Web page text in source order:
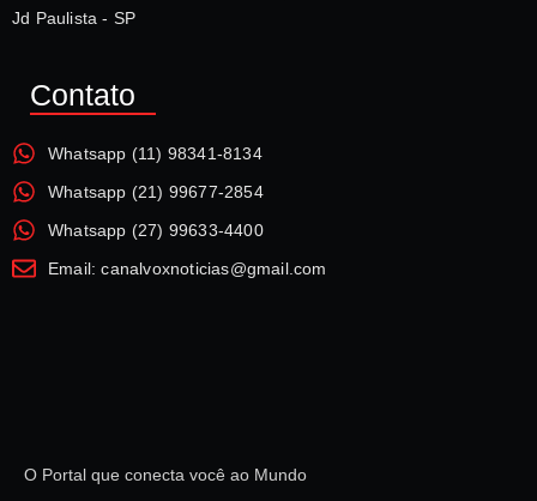
Jd Paulista - SP
Contato
Whatsapp (11) 98341-8134
Whatsapp (21) 99677-2854
Whatsapp (27) 99633-4400
Email: canalvoxnoticias@gmail.com
O Portal que conecta você ao Mundo